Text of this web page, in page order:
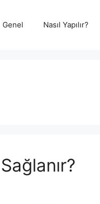
Genel Nasıl Yapılır?